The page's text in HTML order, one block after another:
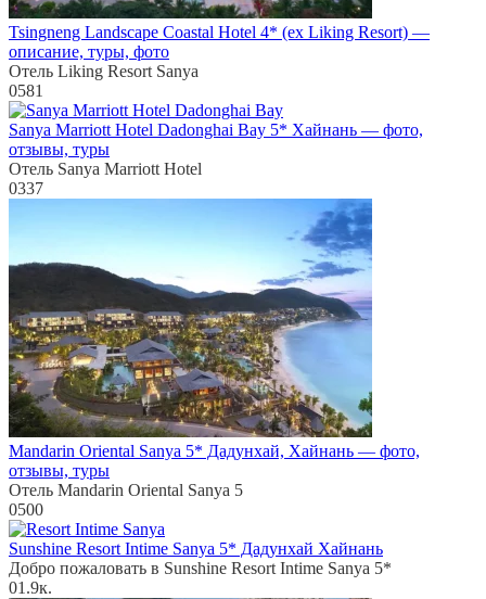
Tsingneng Landscape Coastal Hotel 4* (ex Liking Resort) —
описание, туры, фото
Отель Liking Resort Sanya
0581
Sanya Marriott Hotel Dadonghai Bay 5* Хайнань — фото,
отзывы, туры
Отель Sanya Marriott Hotel
0337
Mandarin Oriental Sanya 5* Дадунхай, Хайнань — фото,
отзывы, туры
Отель Mandarin Oriental Sanya 5
0500
Sunshine Resort Intime Sanya 5* Дадунхай Хайнань
Добро пожаловать в Sunshine Resort Intime Sanya 5*
01.9к.